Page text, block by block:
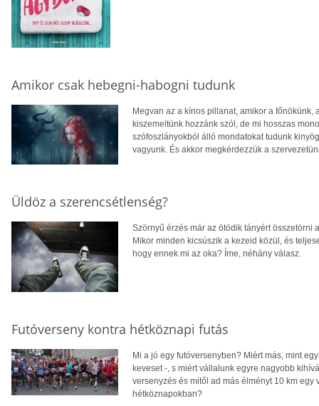
Amikor csak hebegni-habogni tudunk
Megvan az a kínos pillanat, amikor a
kiszemeltünk hozzánk szól, de mi hosszas
szófoszlányokból álló mondatokat tudunk
vagyunk. És akkor megkérdezzük a
Üldöz a szerencsétlenség?
Szörnyű érzés már az ötödik tányért
Mikor minden kicsúszik a kezeid közül, és
hogy ennek mi az oka? Íme, néhány válasz.
Futóverseny kontra hétköznapi futás
Mi a jó egy futóversenyben? Miért más, mint
keveset -, s miért vállalunk egyre nagyobb
versenyzés és mitől ad más élményt 10 km
hétköznapokban?